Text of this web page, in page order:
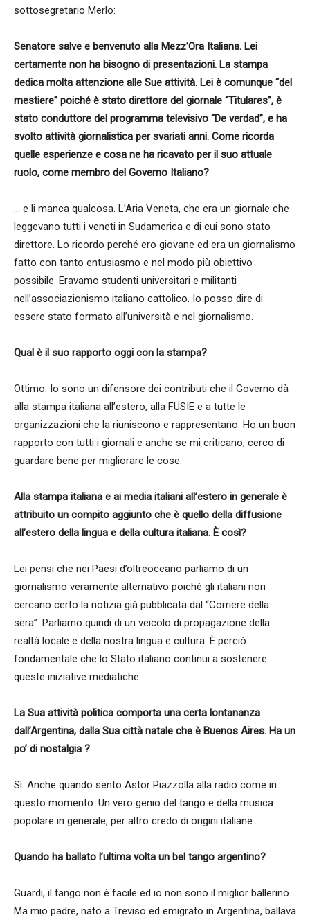
sottosegretario Merlo:
Senatore salve e benvenuto alla Mezz’Ora Italiana. Lei
certamente non ha bisogno di presentazioni. La stampa
dedica molta attenzione alle Sue attività. Lei è comunque “del
mestiere” poiché è stato direttore del giornale “Titulares”, è
stato conduttore del programma televisivo “De verdad”, e ha
svolto attività giornalistica per svariati anni. Come ricorda
quelle esperienze e cosa ne ha ricavato per il suo attuale
ruolo, come membro del Governo Italiano?
… e li manca qualcosa. L’Aria Veneta, che era un giornale che
leggevano tutti i veneti in Sudamerica e di cui sono stato
direttore. Lo ricordo perché ero giovane ed era un giornalismo
fatto con tanto entusiasmo e nel modo più obiettivo
possibile. Eravamo studenti universitari e militanti
nell’associazionismo italiano cattolico. Io posso dire di
essere stato formato all’università e nel giornalismo.
Qual è il suo rapporto oggi con la stampa?
Ottimo. Io sono un difensore dei contributi che il Governo dà
alla stampa italiana all’estero, alla FUSIE e a tutte le
organizzazioni che la riuniscono e rappresentano. Ho un buon
rapporto con tutti i giornali e anche se mi criticano, cerco di
guardare bene per migliorare le cose.
Alla stampa italiana e ai media italiani all’estero in generale è
attribuito un compito aggiunto che è quello della diffusione
all’estero della lingua e della cultura italiana. È così?
Lei pensi che nei Paesi d’oltreoceano parliamo di un
giornalismo veramente alternativo poiché gli italiani non
cercano certo la notizia già pubblicata dal “Corriere della
sera”. Parliamo quindi di un veicolo di propagazione della
realtà locale e della nostra lingua e cultura. È perciò
fondamentale che lo Stato italiano continui a sostenere
queste iniziative mediatiche.
La Sua attività politica comporta una certa lontananza
dall’Argentina, dalla Sua città natale che è Buenos Aires. Ha un
po’ di nostalgia ?
Sì. Anche quando sento Astor Piazzolla alla radio come in
questo momento. Un vero genio del tango e della musica
popolare in generale, per altro credo di origini italiane…
Quando ha ballato l’ultima volta un bel tango argentino?
Guardi, il tango non è facile ed io non sono il miglior ballerino.
Ma mio padre, nato a Treviso ed emigrato in Argentina, ballava